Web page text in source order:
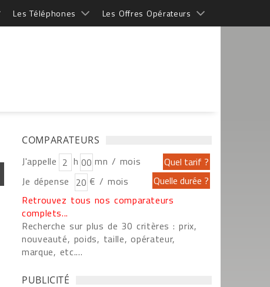
Les Téléphones Les Offres Opérateurs
COMPARATEURS
J'appelle h
mn / mois
Je dépense
€ / mois
Retrouvez tous nos comparateurs
complets...
Recherche sur plus de 30 critères : prix,
nouveauté, poids, taille, opérateur,
marque, etc....
PUBLICITÉ